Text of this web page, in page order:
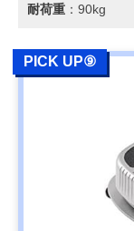
耐荷重 ：90kg
PICK UP⑨